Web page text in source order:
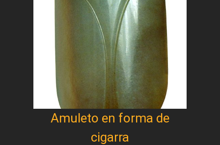
Amuleto en forma de
cigarra